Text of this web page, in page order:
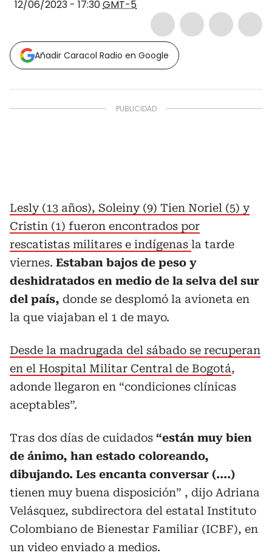
12/06/2023 - 17:30GMT-5
Añadir Caracol Radio en Google
Lesly (13 años), Soleiny (9) Tien Noriel (5) y
Cristin (1) fueron encontrados por
rescatistas militares e indígenas la tarde
viernes. Estaban bajos de peso y
deshidratados en medio de la selva del sur
del país, donde se desplomó la avioneta en
la que viajaban el 1 de mayo.
Desde la madrugada del sábado se recuperan
en el Hospital Militar Central de Bogotá,
adonde llegaron en “condiciones clínicas
aceptables”.
Tras dos días de cuidados “están muy bien
de ánimo, han estado coloreando,
dibujando. Les encanta conversar (....)
tienen muy buena disposición” , dijo Adriana
Velásquez, subdirectora del estatal Instituto
Colombiano de Bienestar Familiar (ICBF), en
un video enviado a medios.